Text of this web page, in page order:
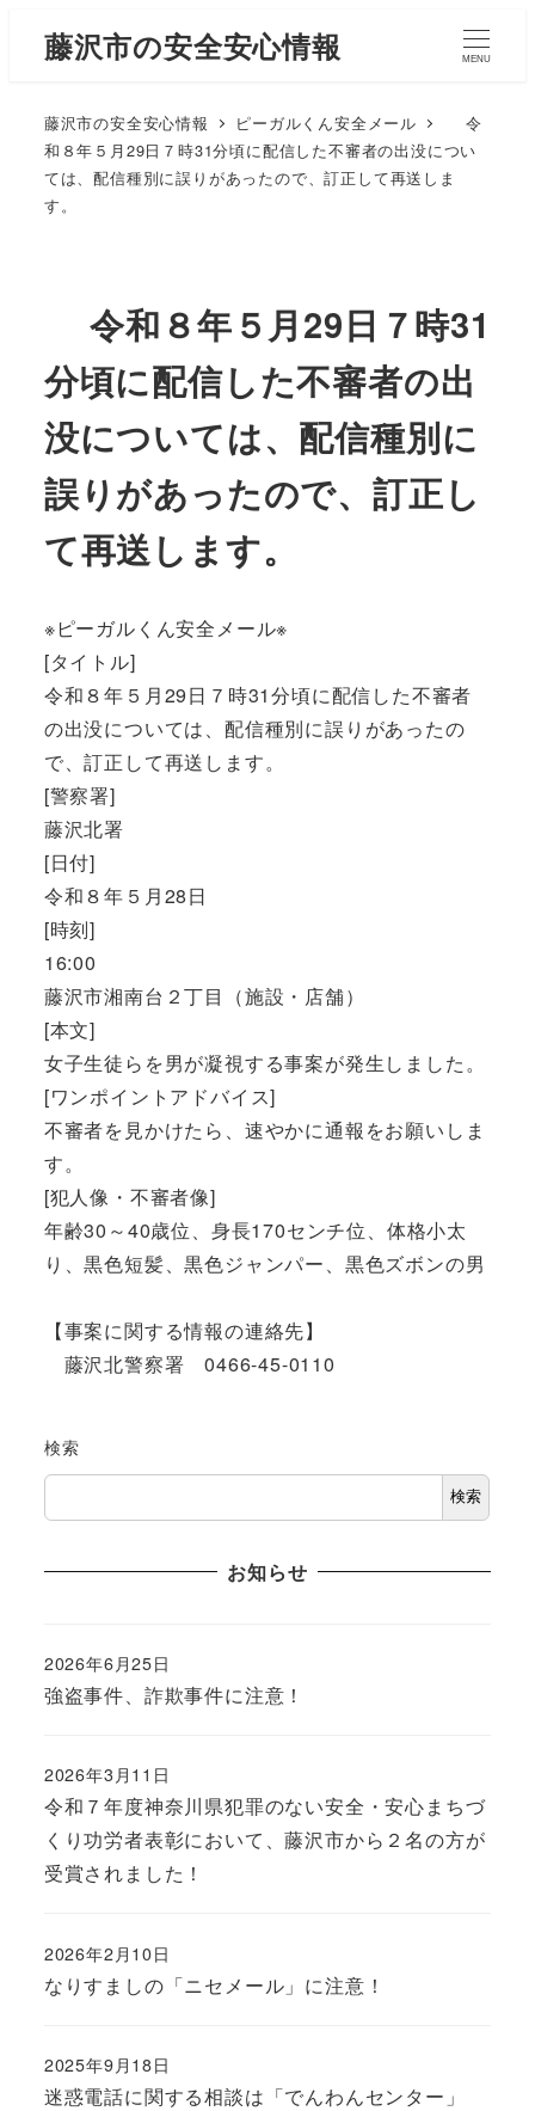
藤沢市の安全安心情報 MENU
藤沢市の安全安心情報 ピーガルくん安全メール
令
和８年５月29日７時31分頃に配信した不審者の出没につい
ては、配信種別に誤りがあったので、訂正して再送しま
す。
令和８年５月29日７時31
分頃に配信した不審者の出
没については、配信種別に
誤りがあったので、訂正し
て再送します。
※ピーガルくん安全メール※
[タイトル]
令和８年５月29日７時31分頃に配信した不審者
の出没については、配信種別に誤りがあったの
で、訂正して再送します。
[警察署]
藤沢北署
[日付]
令和８年５月28日
[時刻]
16:00
藤沢市湘南台２丁目（施設・店舗）
[本文]
女子生徒らを男が凝視する事案が発生しました。
[ワンポイントアドバイス]
不審者を見かけたら、速やかに通報をお願いしま
す。
[犯人像・不審者像]
年齢30～40歳位、身長170センチ位、体格小太
り、黒色短髪、黒色ジャンパー、黒色ズボンの男
【事案に関する情報の連絡先】
藤沢北警察署 0466-45-0110
検索
検索
お知らせ
強盗事件、詐欺事件に注意！
2026年6月25日
令和７年度神奈川県犯罪のない安全・安心まちづ
くり功労者表彰において、藤沢市から２名の方が
受賞されました！
2026年3月11日
なりすましの「ニセメール」に注意！
2026年2月10日
迷惑電話に関する相談は「でんわんセンター」
2025年9月18日